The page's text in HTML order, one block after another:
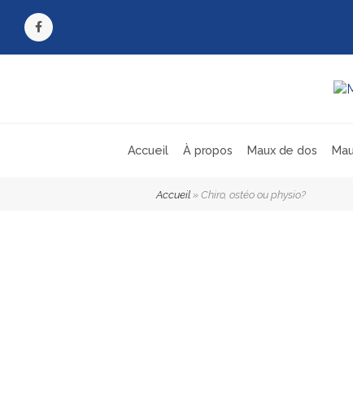
Facebook
Accueil À propos Maux de dos
Accueil » Chiro, ostéo ou physio?